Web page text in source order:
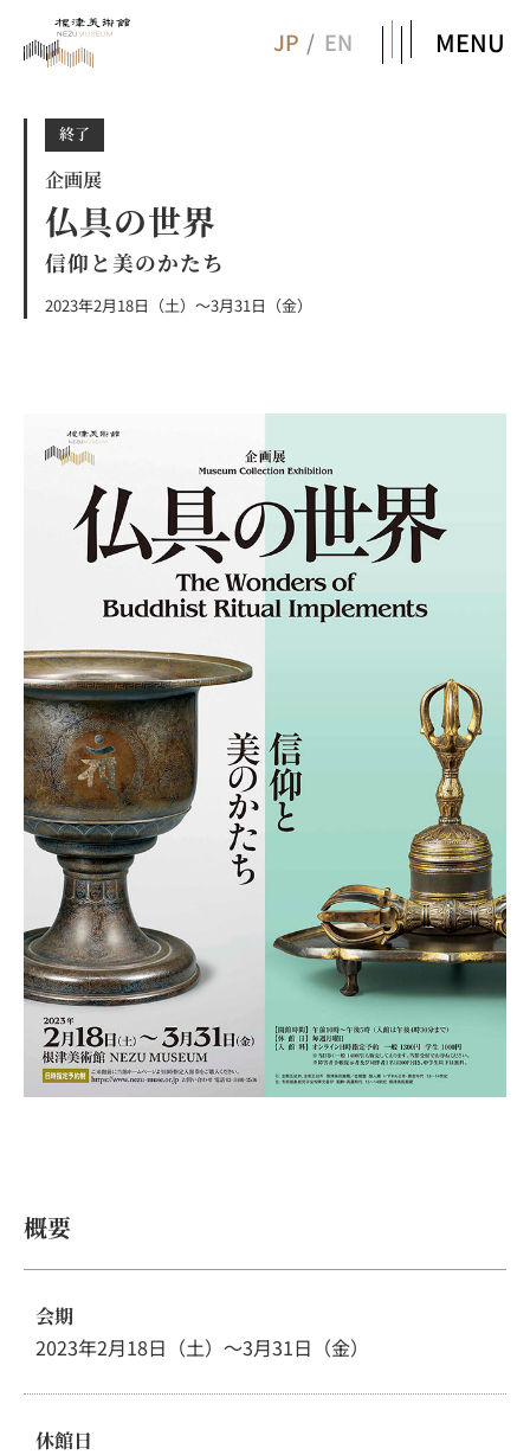
JP EN MENU
終了
企画展
仏具の世界
信仰と美のかたち
2023年2月18日（土）～3月31日（金）
概要
会期
2023年2月18日（土）～3月31日（金）
休館日